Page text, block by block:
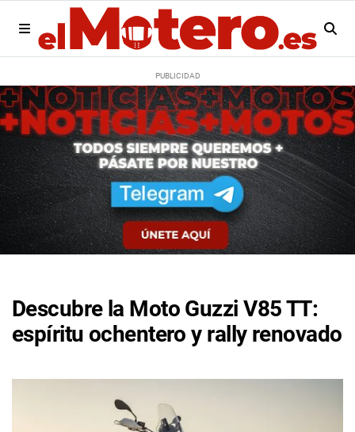
Descubre la Moto Guzzi V85 TT:
espíritu ochentero y rally renovado